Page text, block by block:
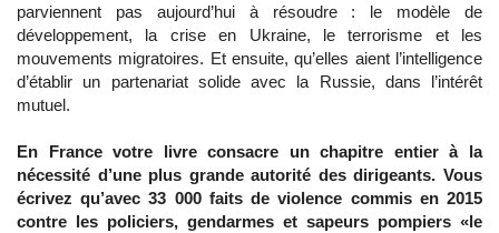
parviennent pas aujourd’hui à résoudre : le modèle de
développement, la crise en Ukraine, le terrorisme et les
mouvements migratoires. Et ensuite, qu’elles aient l’intelligence
d’établir un partenariat solide avec la Russie, dans l’intérêt
mutuel.
En France votre livre consacre un chapitre entier à la
nécessité d’une plus grande autorité des dirigeants. Vous
écrivez qu’avec 33 000 faits de violence commis en 2015
contre les policiers, gendarmes et sapeurs pompiers «le